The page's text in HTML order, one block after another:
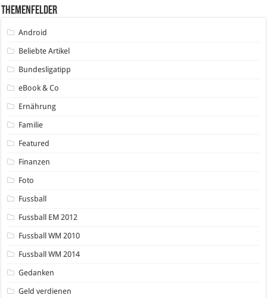
Themenfelder
Android
Beliebte Artikel
Bundesligatipp
eBook & Co
Ernährung
Familie
Featured
Finanzen
Foto
Fussball
Fussball EM 2012
Fussball WM 2010
Fussball WM 2014
Gedanken
Geld verdienen